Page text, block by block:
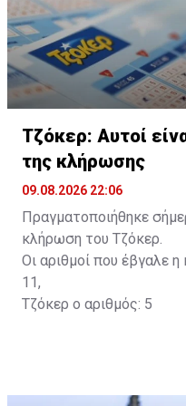
Τζόκερ: Αυτοί
της κλήρωσης
09.08.2026 22:06
Πραγματοποιήθηκε
κλήρωση του Τζόκερ.
Οι αριθμοί που έβγαλε η
11,
Τζόκερ ο αριθμός: 5